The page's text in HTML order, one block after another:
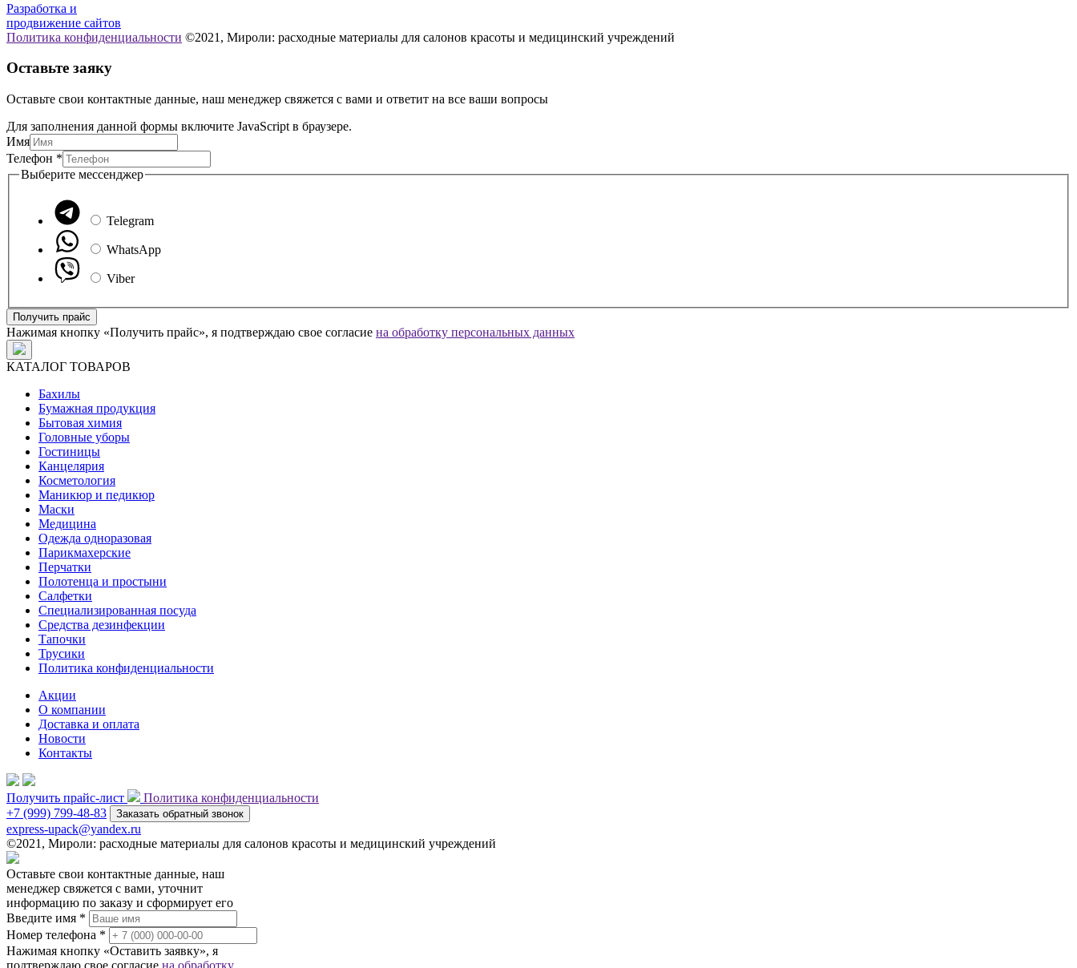
Разработка и
продвижение сайтов
Политика конфиденциальности ©2021, Мироли: расходные материалы для салонов красоты и медицинский учреждений
Оставьте заяку
Оставьте свои контактные данные, наш менеджер свяжется с вами и ответит на все ваши вопросы
Для заполнения данной формы включите JavaScript в браузере.
Имя
Телефон *
Выберите
Выберите мессенджер
Telegram
WhatsApp
Viber
Получить прайс
Нажимая кнопку «Получить прайс», я подтверждаю свое согласие на обработку персональных данных
КАТАЛОГ ТОВАРОВ
Бахилы
Бумажная продукция
Бытовая химия
Головные уборы
Гостиницы
Канцелярия
Косметология
Маникюр и педикюр
Маски
Медицина
Одежда одноразовая
Парикмахерские
Перчатки
Полотенца и простыни
Салфетки
Специализированная посуда
Средства дезинфекции
Тапочки
Трусики
Политика конфиденциальности
Акции
О компании
Доставка и оплата
Новости
Контакты
Получить прайс-лист
Политика конфиденциальности
+7 (999) 799-48-83
Заказать обратный звонок
express-upack@yandex.ru
©2021, Мироли: расходные материалы для салонов красоты и медицинский учреждений
Оставьте свои контактные данные, наш
менеджер свяжется с вами, уточнит
информацию по заказу и сформирует его
Введите имя *
Номер телефона *
Нажимая кнопку «Оставить заявку», я
подтверждаю свое согласие на обработку